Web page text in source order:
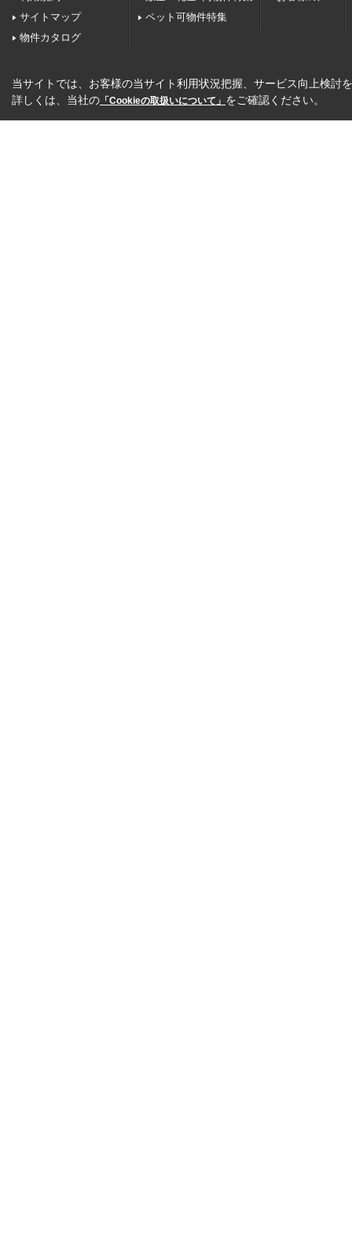
サイトマップ
物件カタログ
ペット可物件特集
当サイトでは、お客様の当サイト利用状況把握、サービス向上検討
詳しくは、当社の 「Cookieの取扱いについて」 をご確認ください。